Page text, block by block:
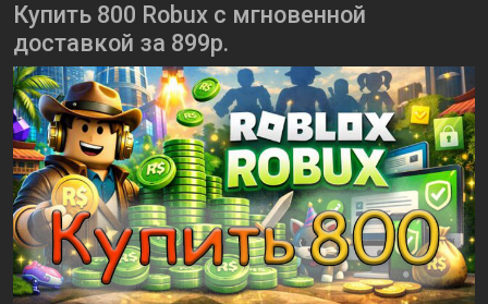
Купить 800 Robux с мгновенной
доставкой за 899р.